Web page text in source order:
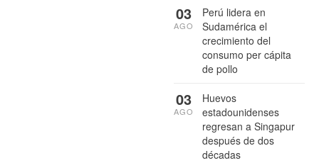
Perú lidera en
Sudamérica el
crecimiento del
consumo per cápita
de pollo
03
AGO
Huevos
estadounidenses
regresan a Singapur
después de dos
décadas
03
AGO